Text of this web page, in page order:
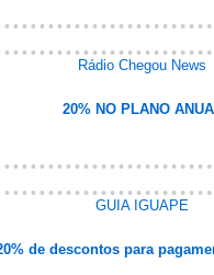
Rádio Chegou News
20% NO PLANO
GUIA IGUAPE
de descontos para